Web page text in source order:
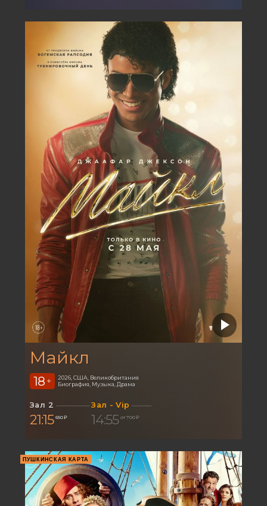
Майкл
18 +
2026, США, Великобритания
Биография, Музыка, Драма
Зал 2
21:15 650 ₽
Зал - Vip
14:55 от 700 ₽
ПУШКИНСКАЯ КАРТА